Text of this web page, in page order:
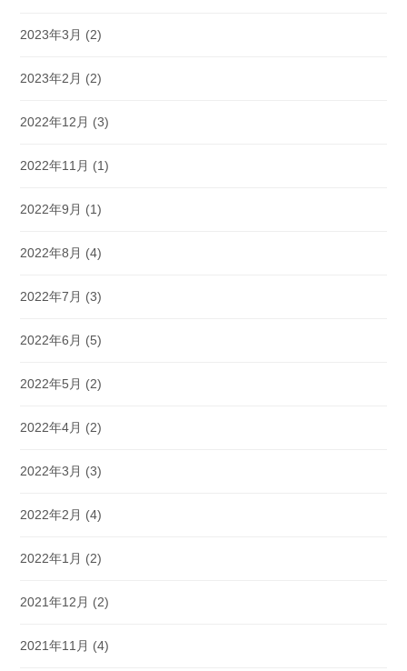
2023年3月 (2)
2023年2月 (2)
2022年12月 (3)
2022年11月 (1)
2022年9月 (1)
2022年8月 (4)
2022年7月 (3)
2022年6月 (5)
2022年5月 (2)
2022年4月 (2)
2022年3月 (3)
2022年2月 (4)
2022年1月 (2)
2021年12月 (2)
2021年11月 (4)